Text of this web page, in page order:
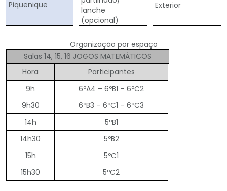
Piquenique
lanche
(opcional)
Exterior
Organização por espaço
Salas 14, 15, 16 JOGOS MATEMÀTICOS
Hora
Participantes
9h
6ºA4 – 6ºB1 – 6ºC2
9h30
6ºB3 – 6ºC1 – 6ºC3
14h
5ºB1
14h30
5ºB2
15h
5ºC1
15h30
5ºC2